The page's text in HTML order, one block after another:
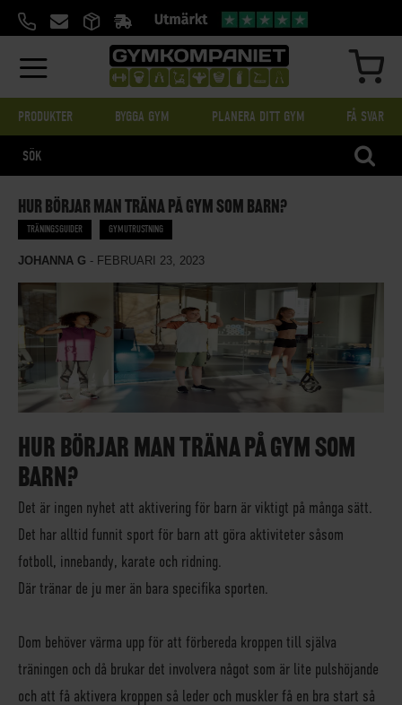
TILL
PRODUKTER BYGGA GYM PLANERA DITT GYM FÅ SVAR
HUR BÖRJAR MAN TRÄNA PÅ GYM SOM BARN?
TRÄNINGSGUIDER GYMUTRUSTNING
JOHANNA G - FEBRUARI 23, 2023
HUR BÖRJAR MAN TRÄNA PÅ GYM SOM
BARN?
Det är ingen nyhet att aktivering för barn är viktigt på många sätt.
Det har alltid funnit sport för barn att göra aktiviteter såsom
fotboll, innebandy, karate och ridning.
Där tränar de ju mer än bara specifika sporten.
Dom behöver värma upp för att förbereda kroppen till själva
träningen och då brukar det involvera något som är lite pulshöjande
och att få aktivera kroppen så leder och muskler få en bra start så